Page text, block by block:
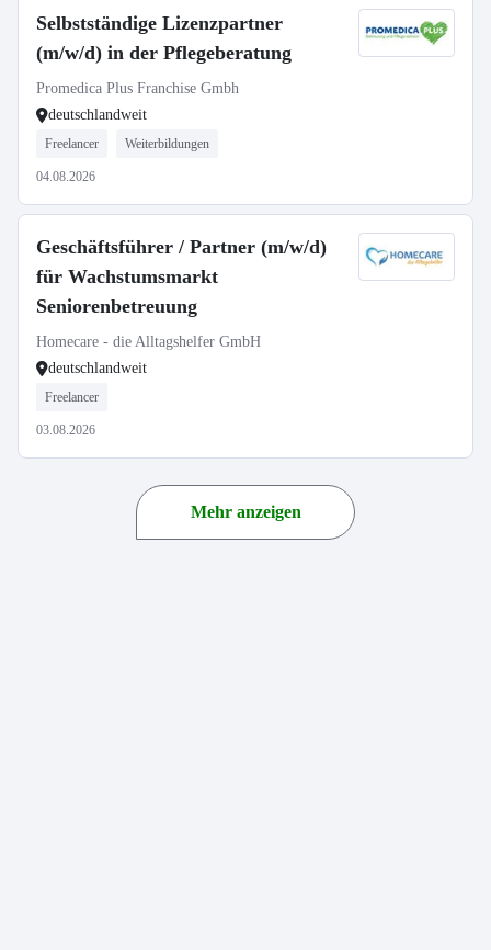
Selbstständige Lizenzpartner
(m/w/d) in der Pflegeberatung
Promedica Plus Franchise Gmbh
deutschlandweit
Freelancer Weiterbildungen
04.08.2026
Geschäftsführer / Partner (m/w/d)
für Wachstumsmarkt
Seniorenbetreuung
Homecare - die Alltagshelfer GmbH
deutschlandweit
Freelancer
03.08.2026
Mehr anzeigen